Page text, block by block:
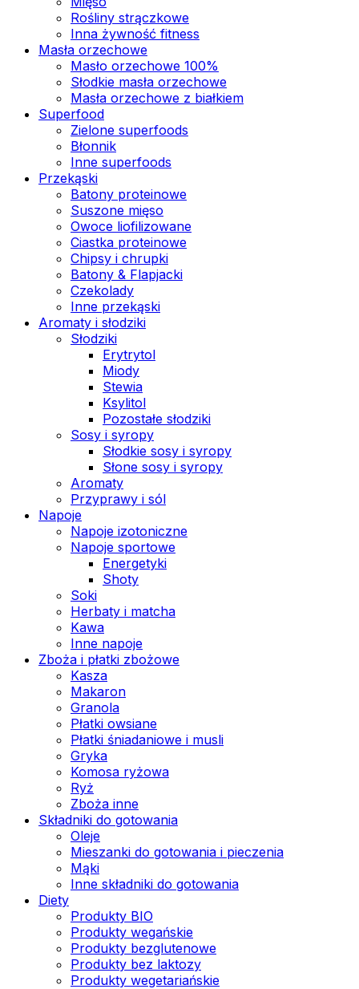
Rośliny strączkowe
Inna żywność fitness
Masła orzechowe
Masło orzechowe 100%
Słodkie masła orzechowe
Masła orzechowe z białkiem
Superfood
Zielone superfoods
Błonnik
Inne superfoods
Przekąski
Batony proteinowe
Suszone mięso
Owoce liofilizowane
Ciastka proteinowe
Chipsy i chrupki
Batony & Flapjacki
Czekolady
Inne przekąski
Aromaty i słodziki
Słodziki
Erytrytol
Miody
Stewia
Ksylitol
Pozostałe słodziki
Sosy i syropy
Słodkie sosy i syropy
Słone sosy i syropy
Aromaty
Przyprawy i sól
Napoje
Napoje izotoniczne
Napoje sportowe
Energetyki
Shoty
Soki
Herbaty i matcha
Kawa
Inne napoje
Zboża i płatki zbożowe
Kasza
Makaron
Granola
Płatki owsiane
Płatki śniadaniowe i musli
Gryka
Komosa ryżowa
Ryż
Zboża inne
Składniki do gotowania
Oleje
Mieszanki do gotowania i pieczenia
Mąki
Inne składniki do gotowania
Diety
Produkty BIO
Produkty wegańskie
Produkty bezglutenowe
Produkty bez laktozy
Produkty wegetariańskie